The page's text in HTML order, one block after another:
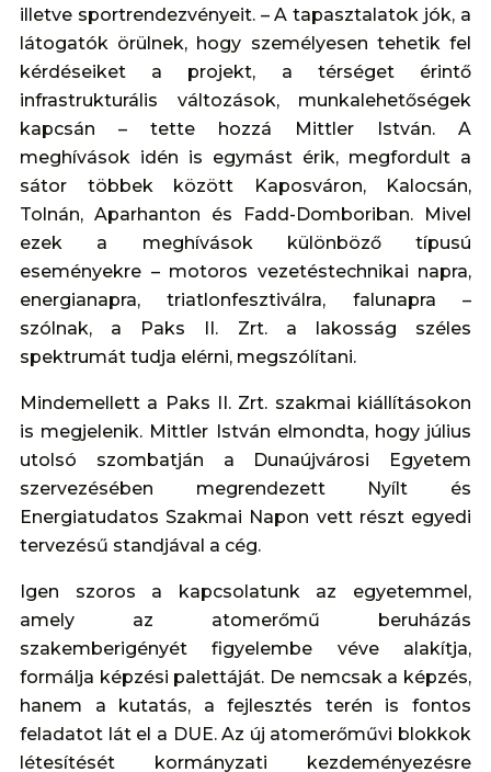
illetve sportrendezvényeit. – A tapasztalatok jók, a
látogatók örülnek, hogy személyesen tehetik fel
kérdéseiket a projekt, a térséget érintő
infrastrukturális változások, munkalehetőségek
kapcsán – tette hozzá Mittler István. A
meghívások idén is egymást érik, megfordult a
sátor többek között Kaposváron, Kalocsán,
Tolnán, Aparhanton és Fadd-Domboriban. Mivel
ezek a meghívások különböző típusú
eseményekre – motoros vezetéstechnikai napra,
energianapra, triatlonfesztiválra, falunapra –
szólnak, a Paks II. Zrt. a lakosság széles
spektrumát tudja elérni, megszólítani.
Mindemellett a Paks II. Zrt. szakmai kiállításokon
is megjelenik. Mittler István elmondta, hogy július
utolsó szombatján a Dunaújvárosi Egyetem
szervezésében megrendezett Nyílt és
Energiatudatos Szakmai Napon vett részt egyedi
tervezésű standjával a cég.
Igen szoros a kapcsolatunk az egyetemmel,
amely az atomerőmű beruházás
szakemberigényét figyelembe véve alakítja,
formálja képzési palettáját. De nemcsak a képzés,
hanem a kutatás, a fejlesztés terén is fontos
feladatot lát el a DUE. Az új atomerőművi blokkok
létesítését kormányzati kezdeményezésre